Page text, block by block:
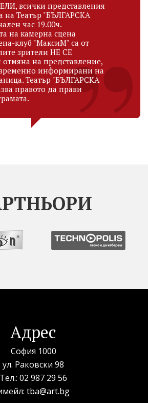
всички представления
на Театър "БЪЛГАРСКА
час 19.00ч.
на камерна сцена
клуб "МаксиМ" са от
зрители НЕ СЕ
на представление,
информирани на
Театър "БЪЛГАРСКА
правото да прави
Адрес
София 1000
ул. Раковски 98
Тел.: 02 987 29 56
tba@art.bg